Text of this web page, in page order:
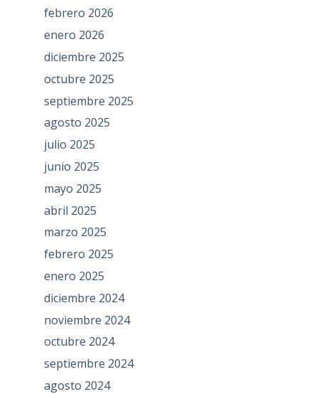
febrero 2026
enero 2026
diciembre 2025
octubre 2025
septiembre 2025
agosto 2025
julio 2025
junio 2025
mayo 2025
abril 2025
marzo 2025
febrero 2025
enero 2025
diciembre 2024
noviembre 2024
octubre 2024
septiembre 2024
agosto 2024